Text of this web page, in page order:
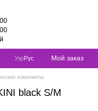
Укр Рус Мой заказ
комплекты
black S/M